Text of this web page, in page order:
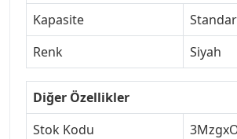
Kapasite
Renk
Siyah
Diğer Özellikler
Stok Kodu